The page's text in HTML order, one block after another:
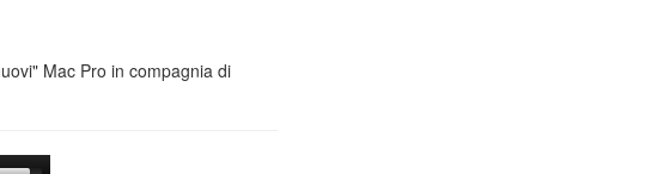
Mac Pro in compagnia di